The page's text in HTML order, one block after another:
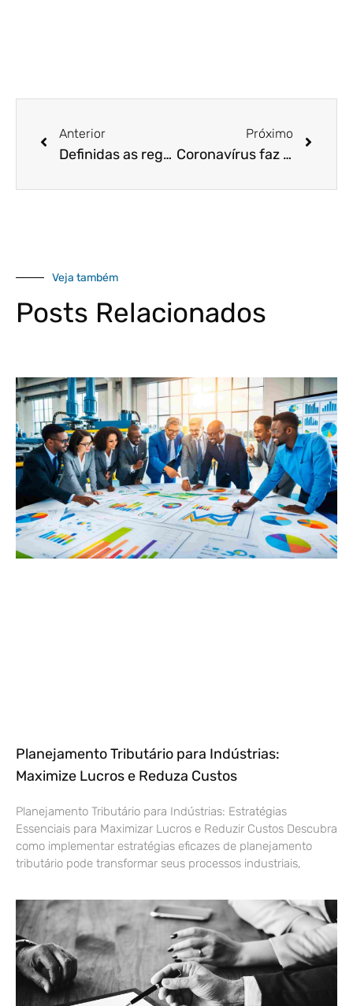
Anterior
Definidas as regras para empregador adiar pagamento de FGTS
Próximo
Coronavírus faz Receita adiar para 30 de junho prazo de entrega da declaração do Imposto de Renda
Veja também
Posts Relacionados
Planejamento Tributário para Indústrias:
Maximize Lucros e Reduza Custos
Planejamento Tributário para Indústrias: Estratégias
Essenciais para Maximizar Lucros e Reduzir Custos Descubra
como implementar estratégias eficazes de planejamento
tributário pode transformar seus processos industriais,